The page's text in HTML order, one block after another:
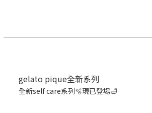
gelato pique全新系列
全新self care系列🫧現已登場🛁